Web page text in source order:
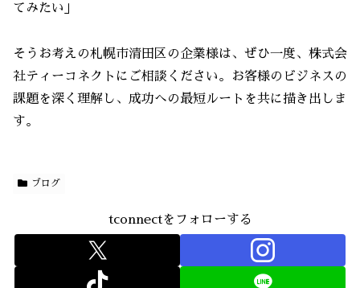
てみたい」
そうお考えの札幌市清田区の企業様は、ぜひ一度、株式会
社ティーコネクトにご相談ください。お客様のビジネスの
課題を深く理解し、成功への最短ルートを共に描き出しま
す。
ブログ
tconnectをフォローする